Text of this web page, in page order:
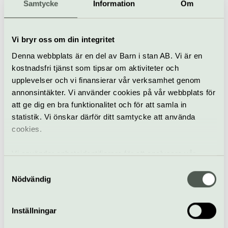
Samtycke Information Om
Vi bryr oss om din integritet
Denna webbplats är en del av Barn i stan AB. Vi är en
kostnadsfri tjänst som tipsar om aktiviteter och
upplevelser och vi finansierar vår verksamhet genom
annonsintäkter. Vi använder cookies på vår webbplats för
att ge dig en bra funktionalitet och för att samla in
statistik. Vi önskar därför ditt samtycke att använda
cookies.
Vi använder enhetsidentifierare för att analysera vår
samt tillhandahålla funktioner för sociala medier. Vi
vidarebefordrar även sådana identifierare och annan
information från din enhet till de sociala medier och
annons- och analysföretag som vi samarbetar med.
Nödvändig
Inställningar
20 augusti
Parkteatern – en del av
Utomhus
Radio
20 augusti